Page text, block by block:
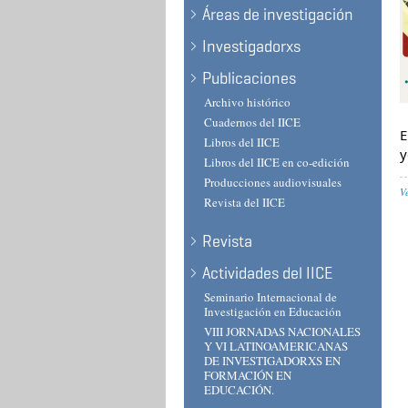
Áreas de investigación
Investigadorxs
Publicaciones
Archivo histórico
Cuadernos del IICE
Libros del IICE
Libros del IICE en co-edición
Producciones audiovisuales
Revista del IICE
Revista
Actividades del IICE
Seminario Internacional de
Investigación en Educación
VIII JORNADAS NACIONALES
Y VI LATINOAMERICANAS
DE INVESTIGADORXS EN
FORMACIÓN EN
EDUCACIÓN.